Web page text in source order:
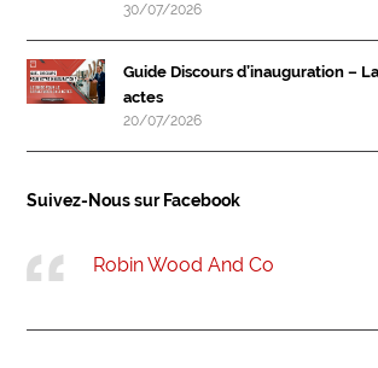
30/07/2026
Guide Discours d’inauguration –
actes
20/07/2026
Suivez-Nous sur Facebook
Robin Wood And Co